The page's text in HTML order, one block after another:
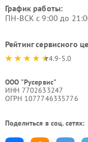
График работы:
ПН-ВСК с 9:00 до
Рейтинг сервисного
4.9-5.0
ООО "Русервис"
ИНН 7702633247
ОГРН 1077746335776
Поделиться в соц. сетях: